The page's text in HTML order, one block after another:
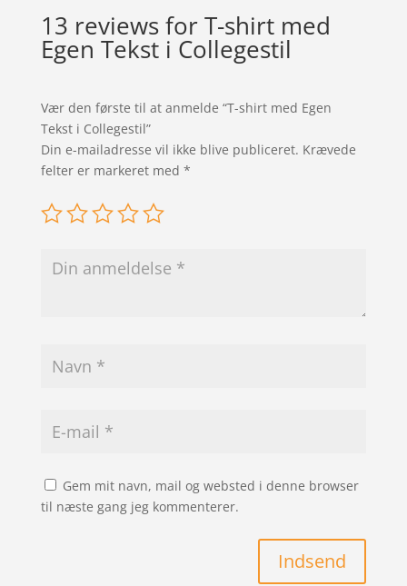
13 reviews forT-shirt med
Egen Tekst i Collegestil
Vær den første til at anmelde “T-shirt med Egen
Tekst i Collegestil”
Din e-mailadresse vil ikke blive publiceret. Krævede
felter er markeret med *
Gem mit navn, mail og websted i denne browser
til næste gang jeg kommenterer.
Indsend